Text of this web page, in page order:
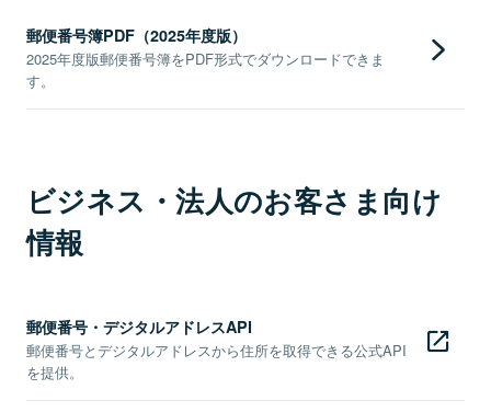
郵便番号簿PDF（2025年度版）
2025年度版郵便番号簿をPDF形式でダウンロードできま
す。
ビジネス・法人のお客さま向け
情報
郵便番号・デジタルアドレスAPI
郵便番号とデジタルアドレスから住所を取得できる公式API
を提供。